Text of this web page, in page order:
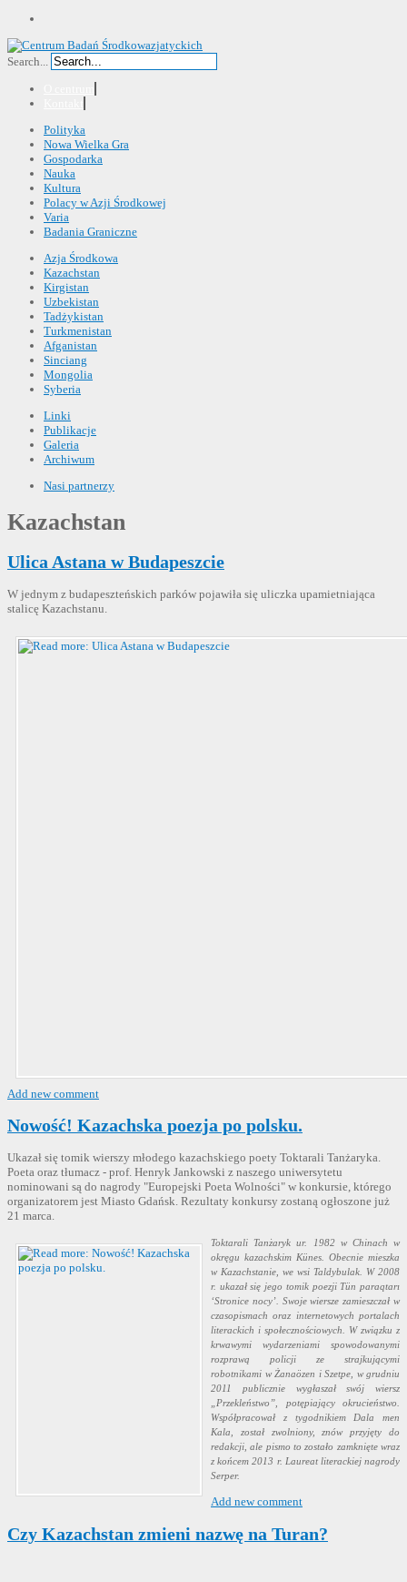
Search...
Polityka
Nowa Wielka Gra
Gospodarka
Nauka
Kultura
Polacy w Azji Środkowej
Varia
Badania Graniczne
Azja Środkowa
Kazachstan
Kirgistan
Uzbekistan
Tadżykistan
Turkmenistan
Afganistan
Sinciang
Mongolia
Syberia
Linki
Publikacje
Galeria
Archiwum
Nasi partnerzy
Kazachstan
Ulica Astana w Budapeszcie
W jednym z budapeszteńskich parków pojawiła się uliczka upamietniająca
stalicę Kazachstanu.
Add new comment
Nowość! Kazachska poezja po polsku.
Ukazał się tomik wierszy młodego kazachskiego poety Toktarali Tanżaryka.
Poeta oraz tłumacz - prof. Henryk Jankowski z naszego uniwersytetu
nominowani są do nagrody "Europejski Poeta Wolności" w konkursie, którego
organizatorem jest Miasto Gdańsk. Rezultaty konkursy zostaną ogłoszone już
21 marca.
Toktarali Tanżaryk ur. 1982 w Chinach w
okręgu kazachskim Künes. Obecnie mieszka
w Kazachstanie, we wsi Taldybulak. W 2008
r. ukazał się jego tomik poezji Tün paraqtarı
‘Stronice nocy’. Swoje wiersze zamieszczał w
czasopismach oraz internetowych portalach
literackich i społecznościowych. W związku z
krwawymi wydarzeniami spowodowanymi
rozprawą policji ze strajkującymi
robotnikami w Żanaözen i Szetpe, w grudniu
2011 publicznie wygłaszał swój wiersz
„Przekleństwo”, potępiający okrucieństwo.
Współpracował z tygodnikiem Dala men
Kala, został zwolniony, znów przyjęty do
redakcji, ale pismo to zostało zamknięte wraz
z końcem 2013 r. Laureat literackiej nagrody
Serper.
Add new comment
Czy Kazachstan zmieni nazwę na Turan?